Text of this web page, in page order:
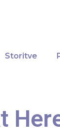
Storitve